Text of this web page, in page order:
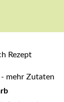
mehr Zutaten